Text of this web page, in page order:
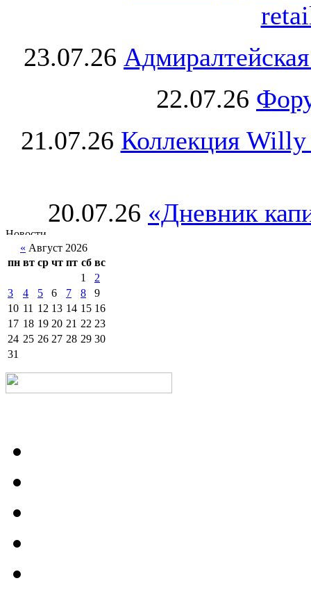
23.07.26
22.07.26
21.07.26 Коллекция Willy
20.07.26 «Дневник
« Август 2026
пн вт ср чт пт сб вс
1
2
3
4 5 6 7 8
9
10 11 12 13 14 15 16
17 18 19 20 21 22 23
24 25 26 27 28 29 30
31